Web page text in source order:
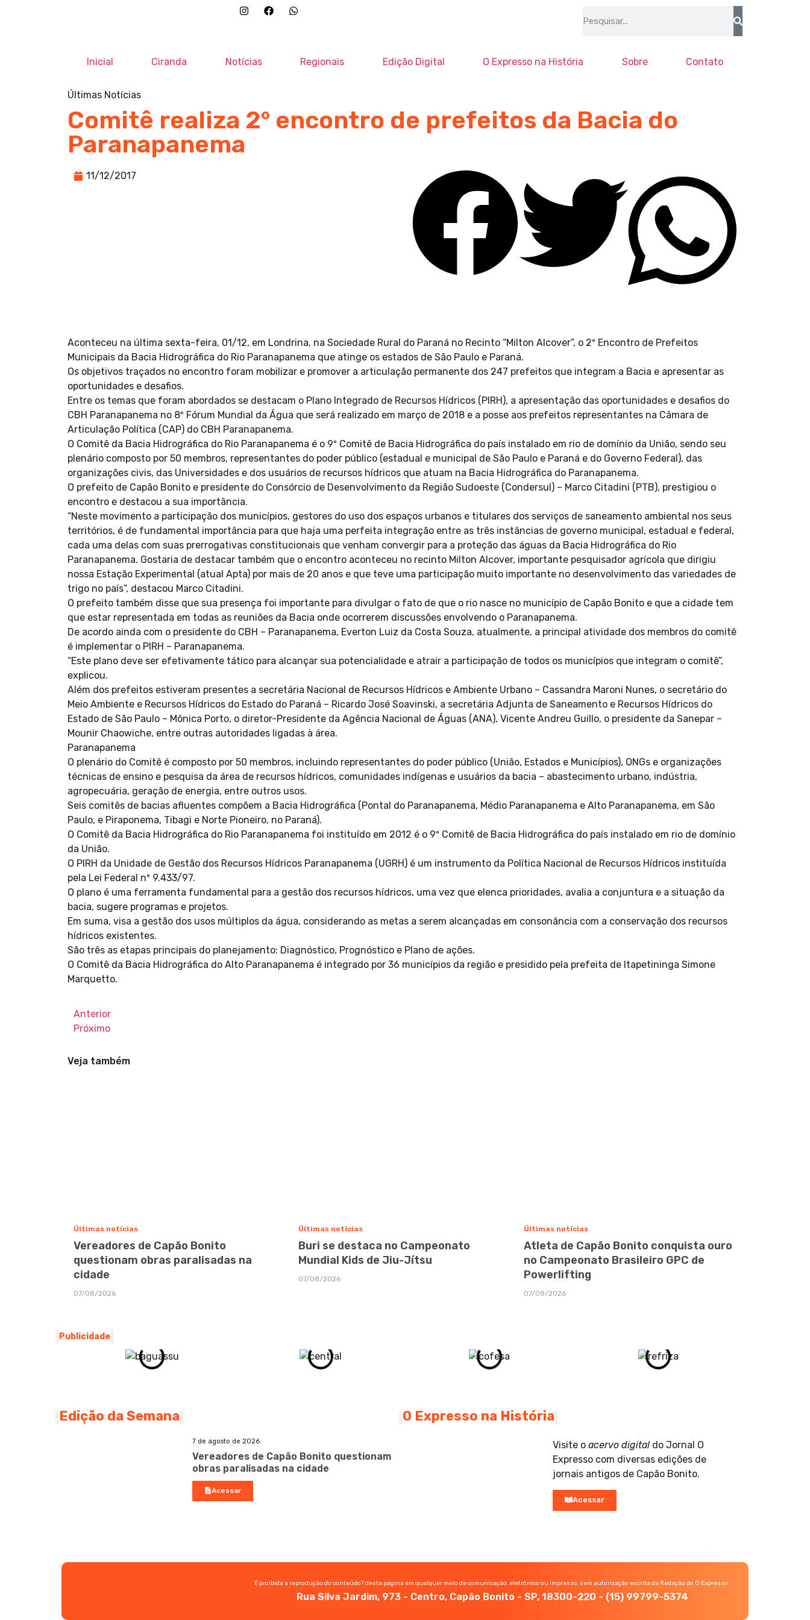
Inicial Ciranda Notícias Regionais Edição Digital O Expresso na História Sobre Contato
Últimas Notícias
Comitê realiza 2° encontro de prefeitos da Bacia do
Paranapanema
11/12/2017
Aconteceu na última sexta-feira, 01/12, em Londrina, na Sociedade Rural do Paraná no Recinto “Milton Alcover”, o 2º Encontro de Prefeitos
Municipais da Bacia Hidrográfica do Rio Paranapanema que atinge os estados de São Paulo e Paraná.
Os objetivos traçados no encontro foram mobilizar e promover a articulação permanente dos 247 prefeitos que integram a Bacia e apresentar as
oportunidades e desafios.
Entre os temas que foram abordados se destacam o Plano Integrado de Recursos Hídricos (PIRH), a apresentação das oportunidades e desafios do
CBH Paranapanema no 8º Fórum Mundial da Água que será realizado em março de 2018 e a posse aos prefeitos representantes na Câmara de
Articulação Política (CAP) do CBH Paranapanema.
O Comitê da Bacia Hidrográfica do Rio Paranapanema é o 9º Comitê de Bacia Hidrográfica do país instalado em rio de domínio da União, sendo seu
plenário composto por 50 membros, representantes do poder público (estadual e municipal de São Paulo e Paraná e do Governo Federal), das
organizações civis, das Universidades e dos usuários de recursos hídricos que atuam na Bacia Hidrográfica do Paranapanema.
O prefeito de Capão Bonito e presidente do Consórcio de Desenvolvimento da Região Sudoeste (Condersul) – Marco Citadini (PTB), prestigiou o
encontro e destacou a sua importância.
“Neste movimento a participação dos municípios, gestores do uso dos espaços urbanos e titulares dos serviços de saneamento ambiental nos seus
territórios, é de fundamental importância para que haja uma perfeita integração entre as três instâncias de governo municipal, estadual e federal,
cada uma delas com suas prerrogativas constitucionais que venham convergir para a proteção das águas da Bacia Hidrográfica do Rio
Paranapanema. Gostaria de destacar também que o encontro aconteceu no recinto Milton Alcover, importante pesquisador agrícola que dirigiu
nossa Estação Experimental (atual Apta) por mais de 20 anos e que teve uma participação muito importante no desenvolvimento das variedades de
trigo no país”, destacou Marco Citadini.
O prefeito também disse que sua presença foi importante para divulgar o fato de que o rio nasce no município de Capão Bonito e que a cidade tem
que estar representada em todas as reuniões da Bacia onde ocorrerem discussões envolvendo o Paranapanema.
De acordo ainda com o presidente do CBH – Paranapanema, Everton Luiz da Costa Souza, atualmente, a principal atividade dos membros do comitê
é implementar o PIRH – Paranapanema.
“Este plano deve ser efetivamente tático para alcançar sua potencialidade e atrair a participação de todos os municípios que integram o comitê”,
explicou.
Além dos prefeitos estiveram presentes a secretária Nacional de Recursos Hídricos e Ambiente Urbano – Cassandra Maroni Nunes, o secretário do
Meio Ambiente e Recursos Hídricos do Estado do Paraná – Ricardo José Soavinski, a secretária Adjunta de Saneamento e Recursos Hídricos do
Estado de São Paulo – Mônica Porto, o diretor-Presidente da Agência Nacional de Águas (ANA), Vicente Andreu Guillo, o presidente da Sanepar –
Mounir Chaowiche, entre outras autoridades ligadas à área.
Paranapanema
O plenário do Comitê é composto por 50 membros, incluindo representantes do poder público (União, Estados e Municípios), ONGs e organizações
técnicas de ensino e pesquisa da área de recursos hídricos, comunidades indígenas e usuários da bacia – abastecimento urbano, indústria,
agropecuária, geração de energia, entre outros usos.
Seis comitês de bacias afluentes compõem a Bacia Hidrográfica (Pontal do Paranapanema, Médio Paranapanema e Alto Paranapanema, em São
Paulo, e Piraponema, Tibagi e Norte Pioneiro, no Paraná).
O Comitê da Bacia Hidrográfica do Rio Paranapanema foi instituído em 2012 é o 9º Comitê de Bacia Hidrográfica do país instalado em rio de domínio
da União.
O PIRH da Unidade de Gestão dos Recursos Hídricos Paranapanema (UGRH) é um instrumento da Política Nacional de Recursos Hídricos instituída
pela Lei Federal nº 9.433/97.
O plano é uma ferramenta fundamental para a gestão dos recursos hídricos, uma vez que elenca prioridades, avalia a conjuntura e a situação da
bacia, sugere programas e projetos.
Em suma, visa a gestão dos usos múltiplos da água, considerando as metas a serem alcançadas em consonância com a conservação dos recursos
hídricos existentes.
São três as etapas principais do planejamento: Diagnóstico, Prognóstico e Plano de ações.
O Comitê da Bacia Hidrográfica do Alto Paranapanema é integrado por 36 municípios da região e presidido pela prefeita de Itapetininga Simone
Marquetto.
Anterior
Próximo
Veja também
Últimas notícias
Vereadores de Capão Bonito
questionam obras paralisadas na
cidade
07/08/2026
Últimas notícias
Buri se destaca no Campeonato
Mundial Kids de Jiu-Jítsu
07/08/2026
Últimas notícias
Atleta de Capão Bonito conquista ouro
no Campeonato Brasileiro GPC de
Powerlifting
07/08/2026
Publicidade
Edição da Semana
7 de agosto de 2026
Vereadores de Capão Bonito questionam
obras paralisadas na cidade
Acessar
O Expresso na História
Visite o acervo digital do Jornal O
Expresso com diversas edições de
jornais antigos de Capão Bonito.
Acessar
É proibida a reprodução do conteúdo? desta página em qualquer meio de comunicação, eletrônico ou impresso, sem autorização escrita da Redação do O Expresso.
Rua Silva Jardim, 973 - Centro, Capão Bonito - SP, 18300-220 - (15) 99799-5374